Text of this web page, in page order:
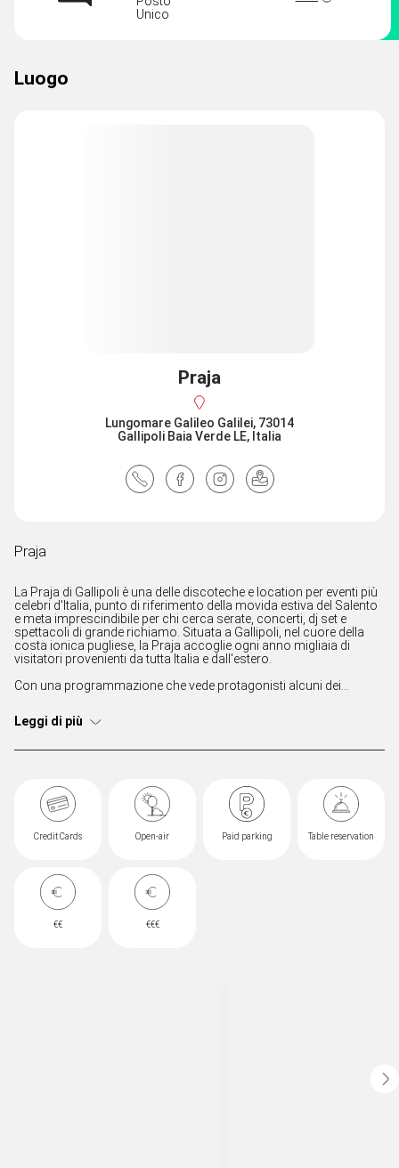
Unico
Luogo
Praja
La Praja di Gallipoli è una delle discoteche e location per eventi più
celebri d'Italia, punto di riferimento della movida estiva del Salento
e meta imprescindibile per chi cerca serate, concerti, dj set e
spettacoli di grande richiamo. Situata a Gallipoli, nel cuore della
costa ionica pugliese, la Praja accoglie ogni anno migliaia di
visitatori provenienti da tutta Italia e dall'estero.
Con una programmazione che vede protagonisti alcuni dei
esclusivi e produzioni di alto livello. Gli ampi spazi all'aperto, gli
all'avanguardia contribuiscono a creare un'esperienza unica nel
Considerata una delle icone della nightlife italiana, la Praja
rappresenta il cuore pulsante delle notti di Gallipoli e del Salento.
Leggi di più
Credit Cards Open-air Paid parking Table reservation
€€ €€€
Praja
Lungomare Galileo Galilei, 73014
Gallipoli Baia Verde LE, Italia